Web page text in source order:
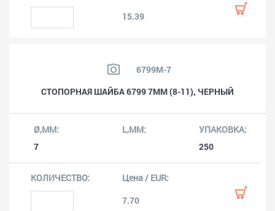
15.39
6799M-7
СТОПОРНАЯ ШАЙБА 6799 7MM (8-11), ЧЕРНЫЙ
7 250
7.70